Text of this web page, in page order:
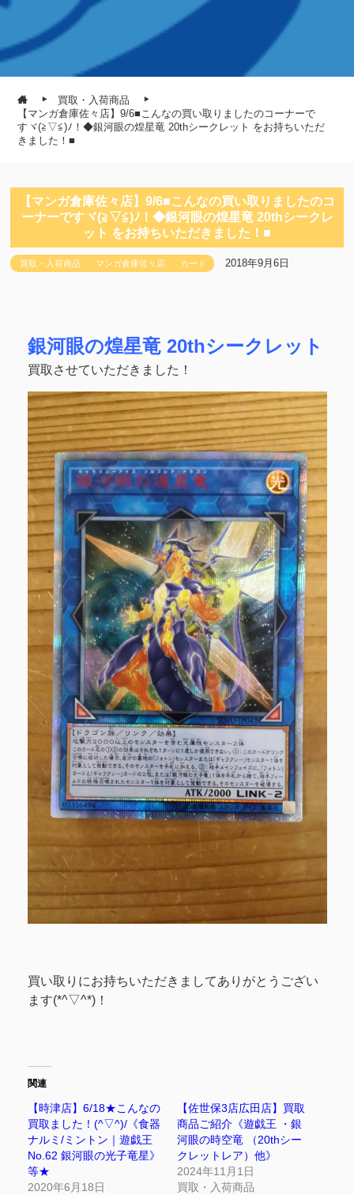
買取・入荷商品
【マンガ倉庫佐々店】9/6■こんなの買い取りましたのコーナーで
すヾ(≧▽≦)ﾉ！◆銀河眼の煌星竜 20thシークレット をお持ちいただ
きました！■
【マンガ倉庫佐々店】9/6■こんなの買い取りましたのコ
ーナーですヾ(≧▽≦)ﾉ！◆銀河眼の煌星竜 20thシークレ
ット をお持ちいただきました！■
買取・入荷商品 マンガ倉庫佐々店 カード 2018年9月6日
銀河眼の煌星竜 20thシークレット
買取させていただきました！
買い取りにお持ちいただきましてありがとうござい
ます(*^▽^*)！
関連
【時津店】6/18★こんなの
買取ました！(^▽^)/《食器
ナルミ/ミントン｜遊戯王
No.62 銀河眼の光子竜星》
等★
2020年6月18日
【佐世保3店広田店】買取
商品ご紹介《遊戯王 ・銀
河眼の時空竜 （20thシー
クレットレア）他》
2024年11月1日
買取・入荷商品